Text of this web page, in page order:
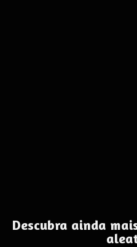
Descubra ainda